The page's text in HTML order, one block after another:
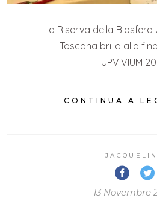
La Riserva della Biosfera
Toscana brilla alla
UPVIVIUM
CONTINUA A
13 Novembre